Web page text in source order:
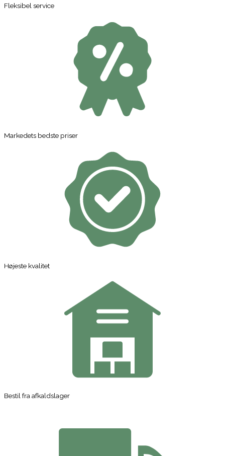
Fleksibel service
Markedets bedste priser
Højeste kvalitet
Bestil fra afkaldslager